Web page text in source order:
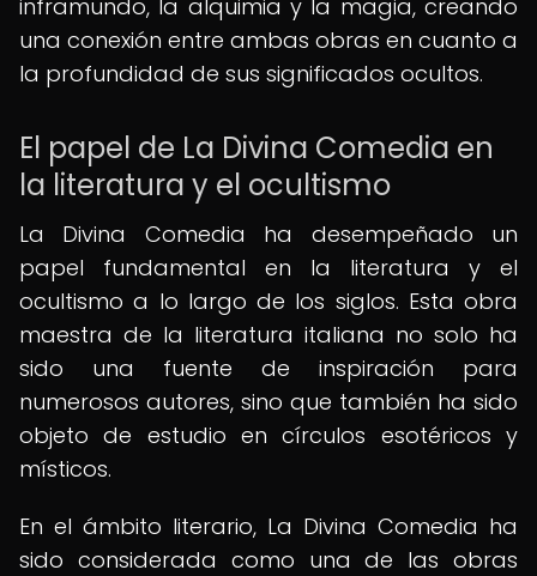
inframundo, la alquimia y la magia, creando
una conexión entre ambas obras en cuanto a
la profundidad de sus significados ocultos.
El papel de La Divina Comedia en
la literatura y el ocultismo
La Divina Comedia ha desempeñado un
papel fundamental en la literatura y el
ocultismo a lo largo de los siglos. Esta obra
maestra de la literatura italiana no solo ha
sido una fuente de inspiración para
numerosos autores, sino que también ha sido
objeto de estudio en círculos esotéricos y
místicos.
En el ámbito literario, La Divina Comedia ha
sido considerada como una de las obras